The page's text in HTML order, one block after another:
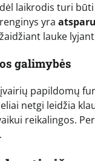
laikrodis turi
yra
lauke
galimybės
papildomų
netgi leidžia
reikalingos.